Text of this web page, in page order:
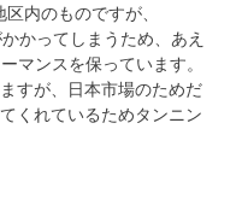
内のものですが、
かってしまうため、あえ
マンスを保っています。
すが、日本市場のためだ
くれているためタンニン